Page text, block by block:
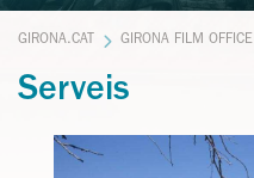
GIRONA.CAT GIRONA FILM OFFICE
Serveis